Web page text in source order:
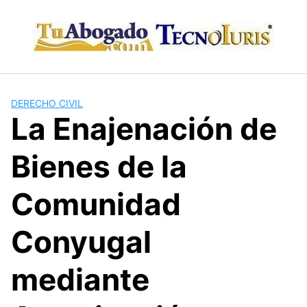
content
DERECHO CIVIL
La Enajenación de
Bienes de la
Comunidad
Conyugal
mediante